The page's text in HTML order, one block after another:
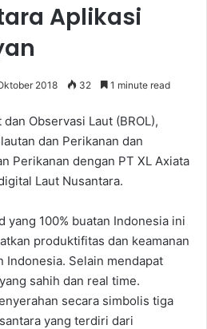
Aplikasi
2018 32 1 minute read
dan Observasi Laut (BROL),
dan Perikanan dan
Perikanan dengan PT XL Axiata
Laut Nusantara.
yang 100% buatan Indonesia ini
produktifitas dan keamanan
Indonesia. Selain mendapat
sahih dan real time.
secara simbolis tiga
yang terdiri dari